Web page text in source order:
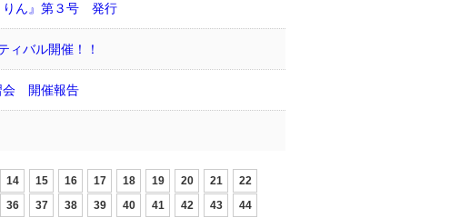
りん』第３号 発行
バル開催！！
会 開催報告
14 15 16 17 18 19 20 21
22
36 37 38 39 40 41 42 43
44